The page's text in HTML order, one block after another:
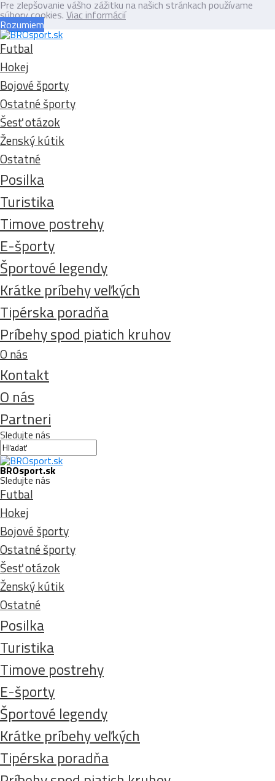
Pre zlepšovanie vášho zážitku na našich stránkach používame
súbory cookies. Viac informácií
Rozumiem
Futbal
Hokej
Bojové športy
Ostatné športy
Šesť otázok
Ženský kútik
Ostatné
Posilka
Turistika
Timove postrehy
E-športy
Športové legendy
Krátke príbehy veľkých
Tipérska poradňa
Príbehy spod piatich kruhov
O nás
Kontakt
O nás
Partneri
Sledujte nás
BROsport.sk
Sledujte nás
Futbal
Hokej
Bojové športy
Ostatné športy
Šesť otázok
Ženský kútik
Ostatné
Posilka
Turistika
Timove postrehy
E-športy
Športové legendy
Krátke príbehy veľkých
Tipérska poradňa